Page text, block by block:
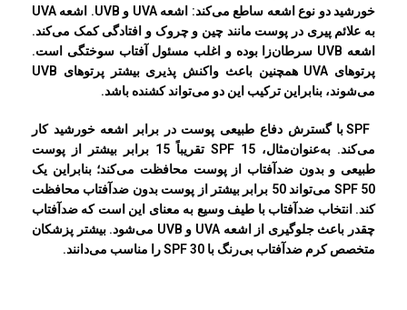
خورشید دو نوع اشعه ساطع می‌کند: اشعه UVA و UVB. اشعه UVA
به علائم پیری در پوست مانند چین و چروک و افتادگی کمک می‌کند.
اشعه UVB سرطان‌زا بوده و اغلب مسئول آفتاب سوختگی است.
پرتوهای UVA همچنین باعث واکنش پذیری بیشتر پرتوهای UVB
می‌شوند، بنابراین ترکیب این دو می‌تواند کشنده باشد.
SPF با گسترش دفاع طبیعی پوست در برابر اشعه خورشید کار
می‌کند. به‌عنوان‌مثال، SPF 15 تقریباً 15 برابر بیشتر از پوست
طبیعی و بدون ضدآفتاب از پوست محافظت می‌کند؛ بنابراین یک
SPF 50 می‌تواند 50 برابر بیشتر از پوست بدون ضدآفتاب محافظت
کند. انتخاب ضدآفتاب با طیف وسیع به معنای این است که ضدآفتاب
چقدر باعث جلوگیری از اشعه UVA و UVB می‌شود. بیشتر پزشکان
متخصص کرم ضدآفتاب بی‌رنگ با SPF 30 را مناسب می‌دانند.